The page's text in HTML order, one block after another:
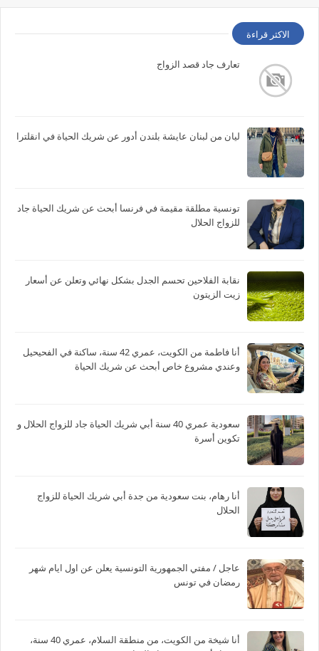
الاكثر قراءة
تعارف جاد قصد الزواج
ليان من لبنان عايشة بلندن أدور عن شريك الحياة في انقلترا
تونسية مطلقة مقيمة في فرنسا أبحث عن شريك الحياة جاد
للزواج الحلال
نقابة الفلاحين تحسم الجدل بشكل نهائي وتعلن عن أسعار
زيت الزيتون
أنا فاطمة من الكويت، عمري 42 سنة، ساكنة في الفحيحيل
وعندي مشروع خاص أبحث عن شريك الحياة
سعودية عمري 40 سنة أبي شريك الحياة جاد للزواج الحلال و
تكوين أسرة
أنا رهام، بنت سعودية من جدة أبي شريك الحياة للزواج
الحلال
عاجل / مفتي الجمهورية التونسية يعلن عن اول ايام شهر
رمضان في تونس
أنا شيخة من الكويت، من منطقة السلام، عمري 40 سنة،